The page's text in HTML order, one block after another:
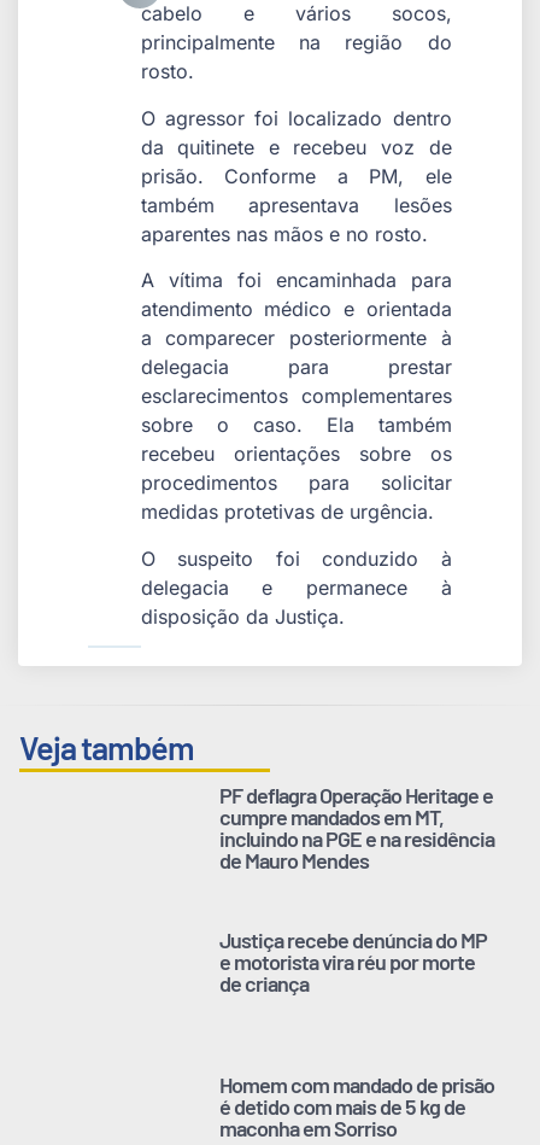
cabelo e vários socos,
principalmente na região do
rosto.
O agressor foi localizado dentro
da quitinete e recebeu voz de
prisão. Conforme a PM, ele
também apresentava lesões
aparentes nas mãos e no rosto.
A vítima foi encaminhada para
atendimento médico e orientada
a comparecer posteriormente à
delegacia para prestar
esclarecimentos complementares
sobre o caso. Ela também
recebeu orientações sobre os
procedimentos para solicitar
medidas protetivas de urgência.
O suspeito foi conduzido à
delegacia e permanece à
disposição da Justiça.
Veja também
PF deflagra Operação Heritage e
cumpre mandados em MT,
incluindo na PGE e na residência
de Mauro Mendes
Justiça recebe denúncia do MP
e motorista vira réu por morte
de criança
Homem com mandado de prisão
é detido com mais de 5 kg de
maconha em Sorriso